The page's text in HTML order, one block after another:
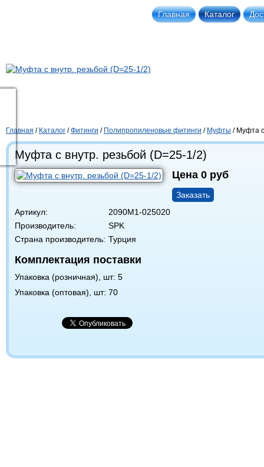
Главная Каталог
Главная / Каталог / Фитинги / Полипропиленовые фитинги / Муфты / Муфта
Муфта с внутр. резьбой (D=25-1/2)
Цена 0 руб
Заказать
Артикул:
2090М1-025020
Производитель:
SPK
Страна производитель: Турция
Комплектация поставки
Упаковка (розничная), шт: 5
Упаковка (оптовая), шт: 70